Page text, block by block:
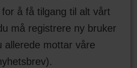
å få tilgang til alt vårt
må registrere ny bruker
allerede mottar våre